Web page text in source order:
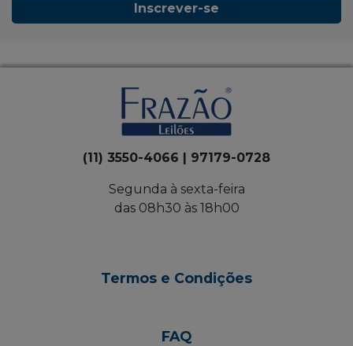
Inscrever-se
(11) 3550-4066 | 97179-0728
Segunda à sexta-feira
das 08h30 às 18h00
Termos e Condições
FAQ